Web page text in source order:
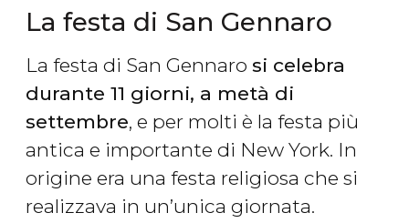
La festa di San Gennaro
La festa di San Gennaro si celebra
durante 11 giorni, a metà di
settembre, e per molti è la festa più
antica e importante di New York. In
origine era una festa religiosa che si
realizzava in un’unica giornata.